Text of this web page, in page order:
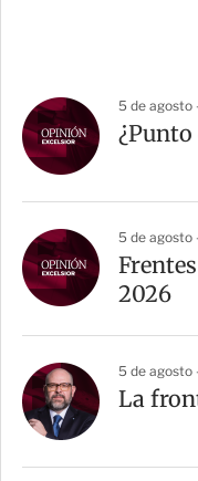
5 de agosto
5 de agosto
2026
5 de agosto
La